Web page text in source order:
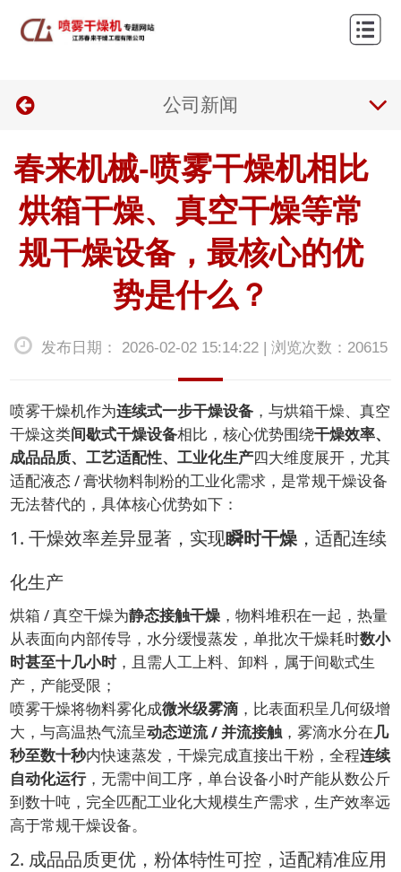
公司新闻
春来机械-喷雾干燥机相比
烘箱干燥、真空干燥等常
规干燥设备，最核心的优
势是什么？
发布日期： 2026-02-02 15:14:22 | 浏览次数：20615
喷雾干燥机作为连续式一步干燥设备 ，与烘箱干燥、真空
干燥这类间歇式干燥设备相比，核心优势围绕干燥效率、
成品品质、工艺适配性、工业化生产四大维度展开，尤其
适配液态 / 膏状物料制粉的工业化需求，是常规干燥设备
无法替代的，具体核心优势如下：
1. 干燥效率差异显著，实现瞬时干燥 ，适配连续
化生产
烘箱 / 真空干燥为静态接触干燥 ，物料堆积在一起，热量
从表面向内部传导，水分缓慢蒸发，单批次干燥耗时数小
时甚至十几小时，且需人工上料、卸料，属于间歇式生
产，产能受限；
喷雾干燥将物料雾化成微米级雾滴 ，比表面积呈几何级增
大，与高温热气流呈动态逆流 / 并流接触 ，雾滴水分在几
秒至数十秒内快速蒸发，干燥完成直接出干粉，全程连续
自动化运行，无需中间工序，单台设备小时产能从数公斤
到数十吨，完全匹配工业化大规模生产需求，生产效率远
高于常规干燥设备。
2. 成品品质更优，粉体特性可控，适配精准应用